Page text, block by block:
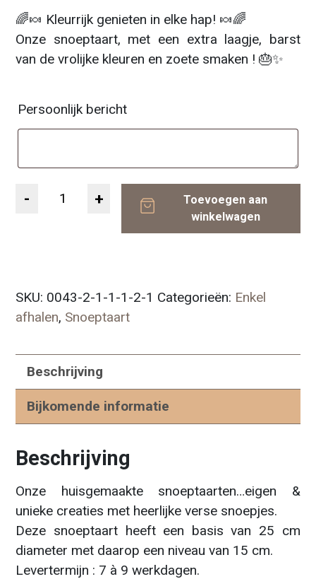
🌈🍬 Kleurrijk genieten in elke hap! 🍬🌈
Onze snoeptaart, met een extra laagje, barst
van de vrolijke kleuren en zoete smaken ! 🎂✨
Persoonlijk bericht
Toevoegen aan
winkelwagen
SKU: 0043-2-1-1-1-2-1 Categorieën: Enkel
afhalen, Snoeptaart
Beschrijving
Bijkomende informatie
Beschrijving
Onze huisgemaakte snoeptaarten…eigen &
unieke creaties met heerlijke verse snoepjes.
Deze snoeptaart heeft een basis van 25 cm
diameter met daarop een niveau van 15 cm.
Levertermijn : 7 à 9 werkdagen.